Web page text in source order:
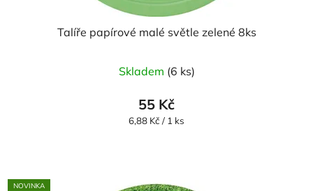
Talíře papírové malé světle zelené 8ks
Skladem (6 ks)
55 Kč
Měrná
6,88 Kč / 1 ks
NOVINKA